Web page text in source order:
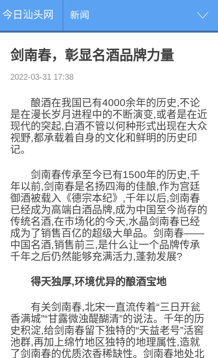
今日汕头网 新闻
剑南春，彰显名酒品牌力量
2022-03-31 17:38
酿酒在我国已有4000余年的历史,不论
是在漫长岁月进程中的不断演变,或者是在近
现代的突起,白酒不管以何种形式出现在大众
视野,都承载着自身的文化和鲜明的历史印
记。
剑南春传承至今已有1500年的历史,千
年以前,剑南春是名扬四海的佳酿,作为宫廷
御酒被载入《德宗本纪》,千年以后,剑南春
已经成为高端白酒品牌,成为中国至今尚存的
传统名酒,在市场化的今天,水晶剑南春已经
成为了销售百亿的超级大单品。剑南春——
中国名酒,销售前三,是什么让一个品牌传承
千年之后仍然能够充满活力,蓬勃发展?
得天独厚,环境优异的酿酒宝地
有关剑南春,北宋一直流传着“三日开瓮
香满城”“甘露微浊醍醐清”的说法。千年的历
史积淀,给剑南春留下独特的“天益老号”活窖
池群,再加上绵竹地区独特的地理属性,造就
了剑南春的优质浓香稀缺性。剑南春地处北